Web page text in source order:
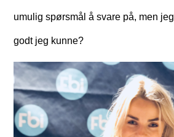
umulig spørsmål å svare på, men
godt jeg kunne?